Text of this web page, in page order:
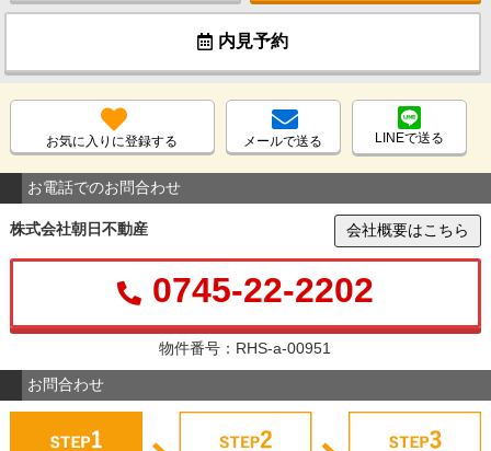
内見予約
お気に入りに登録する メールで送る LINEで送る
お電話でのお問合わせ
株式会社朝日不動産 会社概要はこちら
0745-22-2202
物件番号：RHS-a-00951
お問合わせ